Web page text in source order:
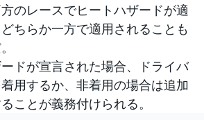
のレースでヒートハザードが適
ちらか一方で適用されることも
ドが宣言された場合、ドライバ
用するか、非着用の場合は追加
ことが義務付けられる。